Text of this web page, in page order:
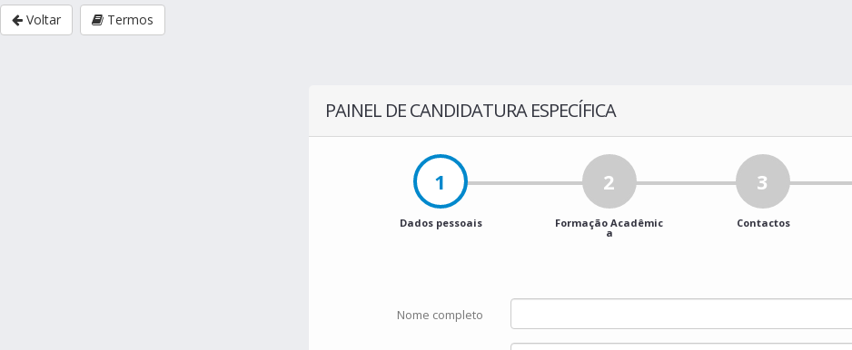
Voltar Termos
PAINEL DE CANDIDATURA ESPECÍFICA
1
Dados pessoais
2
Formação Acadêmic
a
3
Contactos
Nome completo